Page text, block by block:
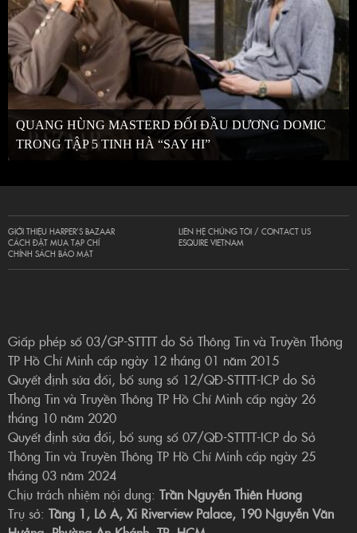
QUANG HÙNG MASTERD ĐỐI ĐẦU DƯƠNG DOMIC
TRONG TẬP 5 TINH HÀ “SAY HI”
GIỚI THIỆU HARPER’S BAZAAR
CÁCH ĐẶT MUA TẠP CHÍ
CHÍNH SÁCH BẢO MẬT
LIÊN HỆ CHÚNG TÔI / CONTACT US
ESQUIRE VIETNAM
Giấp phép số 03/GP-STTTT do Sở Thông Tin và Truyền Thông
TP Hồ Chí Minh cấp ngày 12 tháng 01 năm 2015
Quyết định sửa đổi, bổ sung số 12/QĐ-STTTT-ICP do Sở
Thông Tin và Truyền Thông TP Hồ Chí Minh cấp ngày 26
tháng 10 năm 2020
Quyết định sửa đổi, bổ sung số 07/QĐ-STTTT-ICP do Sở
Thông Tin và Truyền Thông TP Hồ Chí Minh cấp ngày 25
tháng 03 năm 2024
Chịu trách nhiệm nội dung: Trần Nguyễn Thiên Hương
Trụ sở: Tầng 1, Lô A, Xi Riverview Palace, 190 Nguyễn Văn